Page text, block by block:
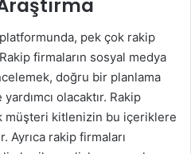
platformunda, pek çok rakip
firmaların sosyal medya
doğru bir planlama
olacaktır. Rakip
müşteri kitlenizin bu içeriklere
rakip firmaları